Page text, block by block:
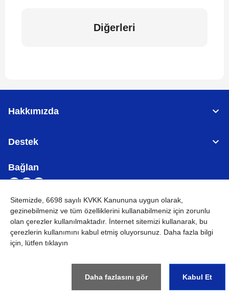
Diğerleri
Hakkımızda
Destek
Bağlan
TÜRKİYE Küresel Ağ
KVKK Kullanım Koşulları
Sitemizde, 6698 sayılı KVKK Kanununa uygun olarak,
gezinebilmeniz ve tüm özelliklerini kullanabilmeniz için zorunlu
olan çerezler kullanılmaktadır. İnternet sitemizi kullanarak, bu
çerezlerin kullanımını kabul etmiş oluyorsunuz. Daha fazla bilgi
için, lütfen tıklayın
Daha fazlasını gör Kabul Et